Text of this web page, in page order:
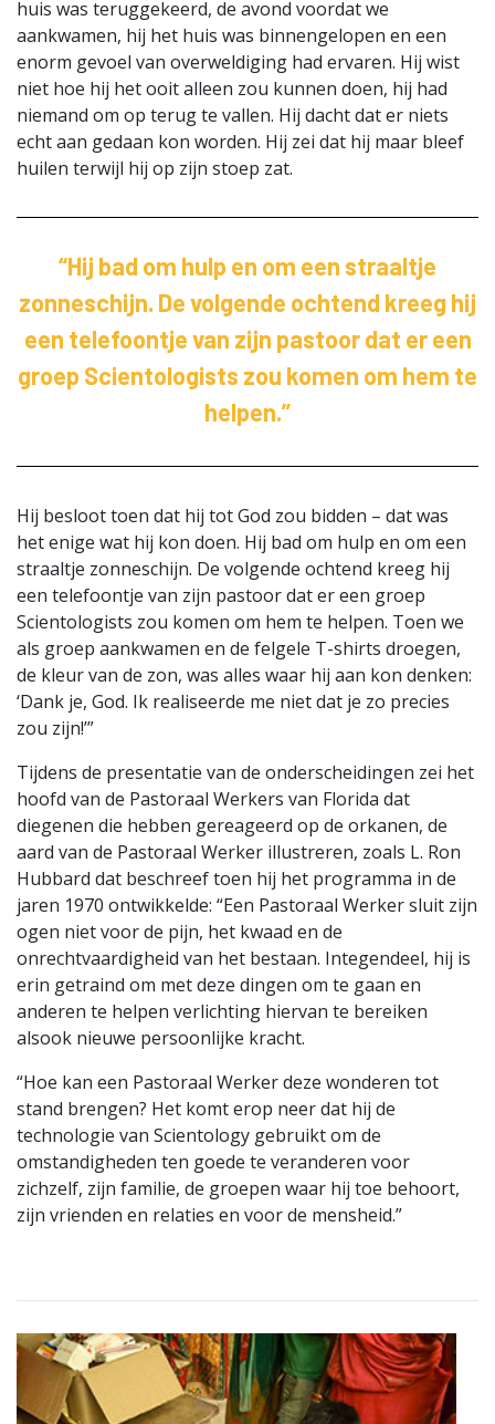
huis was teruggekeerd, de avond voordat we
aankwamen, hij het huis was binnengelopen en een
enorm gevoel van overweldiging had ervaren. Hij wist
niet hoe hij het ooit alleen zou kunnen doen, hij had
niemand om op terug te vallen. Hij dacht dat er niets
echt aan gedaan kon worden. Hij zei dat hij maar bleef
huilen terwijl hij op zijn stoep zat.
“Hij bad om hulp en om een straaltje
zonneschijn. De volgende ochtend kreeg hij
een telefoontje van zijn pastoor dat er een
groep Scientologists zou komen om hem te
helpen.”
Hij besloot toen dat hij tot God zou bidden – dat was
het enige wat hij kon doen. Hij bad om hulp en om een
straaltje zonneschijn. De volgende ochtend kreeg hij
een telefoontje van zijn pastoor dat er een groep
Scientologists zou komen om hem te helpen. Toen we
als groep aankwamen en de felgele T-shirts droegen,
de kleur van de zon, was alles waar hij aan kon denken:
‘Dank je, God. Ik realiseerde me niet dat je zo precies
zou zijn!’”
Tijdens de presentatie van de onderscheidingen zei het
hoofd van de Pastoraal Werkers van Florida dat
diegenen die hebben gereageerd op de orkanen, de
aard van de Pastoraal Werker illustreren, zoals L. Ron
Hubbard dat beschreef toen hij het programma in de
jaren 1970 ontwikkelde: “Een Pastoraal Werker sluit zijn
ogen niet voor de pijn, het kwaad en de
onrechtvaardigheid van het bestaan. Integendeel, hij is
erin getraind om met deze dingen om te gaan en
anderen te helpen verlichting hiervan te bereiken
alsook nieuwe persoonlijke kracht.
“Hoe kan een Pastoraal Werker deze wonderen tot
stand brengen? Het komt erop neer dat hij de
technologie van Scientology gebruikt om de
omstandigheden ten goede te veranderen voor
zichzelf, zijn familie, de groepen waar hij toe behoort,
zijn vrienden en relaties en voor de mensheid.”